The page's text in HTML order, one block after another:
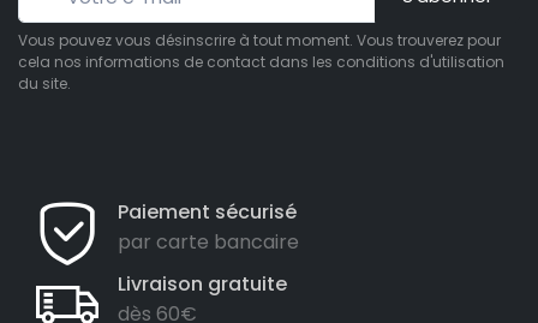
avis)
Vous pouvez vous désinscrire à tout moment. Vous trouverez pour
cela nos informations de contact dans les conditions d'utilisation
du site.
Paiement sécurisé
par carte bancaire
Livraison gratuite
dès 60€